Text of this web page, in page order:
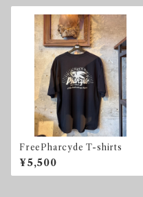
FreePharcyde T-shirts
¥5,500